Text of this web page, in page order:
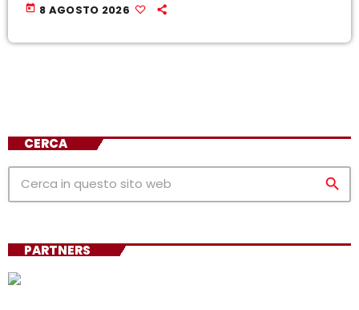
today 8 AGOSTO 2026
CERCA
search
PARTNERS